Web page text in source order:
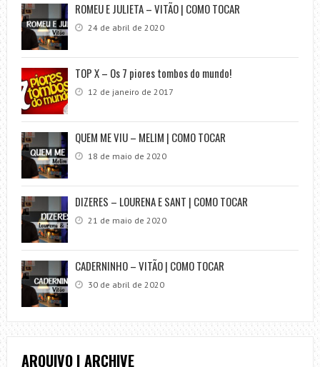
ROMEU E JULIETA – VITÃO | COMO TOCAR
24 de abril de 2020
TOP X – Os 7 piores tombos do mundo!
12 de janeiro de 2017
QUEM ME VIU – MELIM | COMO TOCAR
18 de maio de 2020
DIZERES – LOURENA E SANT | COMO TOCAR
21 de maio de 2020
CADERNINHO – VITÃO | COMO TOCAR
30 de abril de 2020
ARQUIVO | ARCHIVE